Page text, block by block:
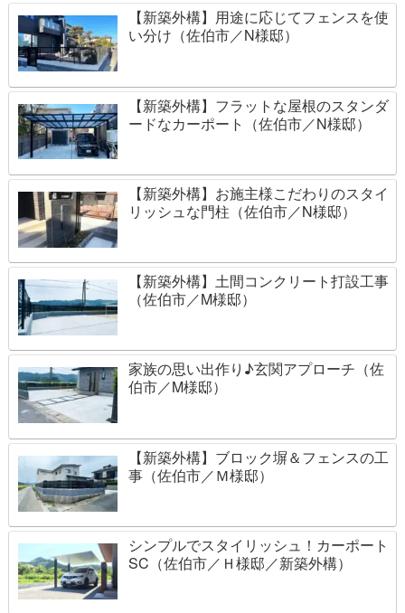
【新築外構】用途に応じてフェンスを使
い分け（佐伯市／N様邸）
【新築外構】フラットな屋根のスタンダ
ードなカーポート（佐伯市／N様邸）
【新築外構】お施主様こだわりのスタイ
リッシュな門柱（佐伯市／N様邸）
【新築外構】土間コンクリート打設工事
（佐伯市／M様邸）
家族の思い出作り♪玄関アプローチ（佐
伯市／M様邸）
【新築外構】ブロック塀＆フェンスの工
事（佐伯市／Ｍ様邸）
シンプルでスタイリッシュ！カーポート
SC（佐伯市／Ｈ様邸／新築外構）